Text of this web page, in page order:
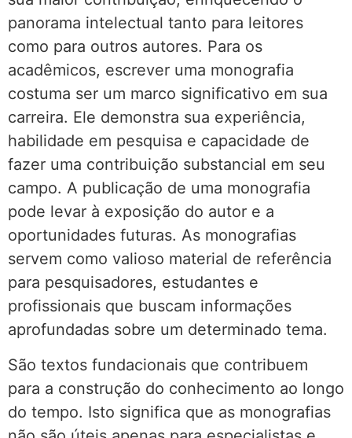
panorama intelectual tanto para leitores
como para outros autores. Para os
acadêmicos, escrever uma monografia
costuma ser um marco significativo em sua
carreira. Ele demonstra sua experiência,
habilidade em pesquisa e capacidade de
fazer uma contribuição substancial em seu
campo. A publicação de uma monografia
pode levar à exposição do autor e a
oportunidades futuras. As monografias
servem como valioso material de referência
para pesquisadores, estudantes e
profissionais que buscam informações
aprofundadas sobre um determinado tema.
São textos fundacionais que contribuem
para a construção do conhecimento ao longo
do tempo. Isto significa que as monografias